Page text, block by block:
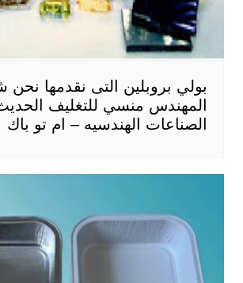
بولي بروبلين التى نقدمها نحن
المهندس منسي للتغليف
الصناعات الهندسيه – ام تو باك